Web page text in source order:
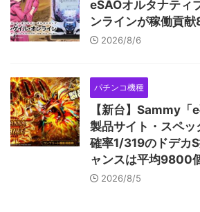
eSAOオルタナティ
ンラインが稼働貢献
2026/8/6
パチンコ機種
【新台】Sammy「
製品サイト・スペッ
確率1/319のドデカ
ャンスは平均9800
2026/8/5